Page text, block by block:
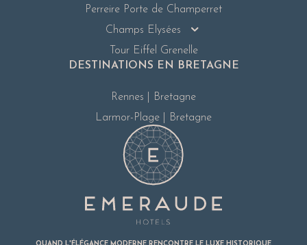
Perreire Porte de Champerret
Champs Elysées
Tour Eiffel Grenelle
DESTINATIONS EN BRETAGNE
Rennes | Bretagne
Larmor-Plage | Bretagne